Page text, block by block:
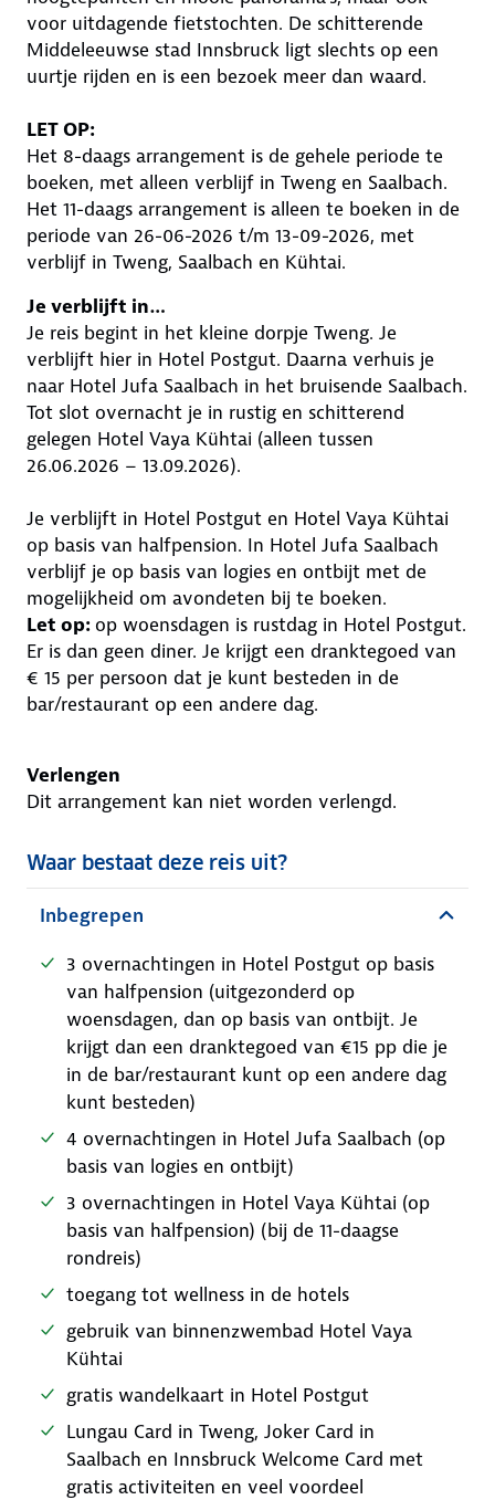
voor uitdagende fietstochten. De schitterende
Middeleeuwse stad Innsbruck ligt slechts op een
uurtje rijden en is een bezoek meer dan waard.
LET OP:
Het 8-daags arrangement is de gehele periode te
boeken, met alleen verblijf in Tweng en Saalbach.
Het 11-daags arrangement is alleen te boeken in de
periode van 26-06-2026 t/m 13-09-2026, met
verblijf in Tweng, Saalbach en Kühtai.
Je verblijft in…
Je reis begint in het kleine dorpje Tweng. Je
verblijft hier in Hotel Postgut. Daarna verhuis je
naar Hotel Jufa Saalbach in het bruisende Saalbach.
Tot slot overnacht je in rustig en schitterend
gelegen Hotel Vaya Kühtai (alleen tussen
26.06.2026 – 13.09.2026).
Je verblijft in Hotel Postgut en Hotel Vaya Kühtai
op basis van halfpension. In Hotel Jufa Saalbach
verblijf je op basis van logies en ontbijt met de
mogelijkheid om avondeten bij te boeken.
Let op: op woensdagen is rustdag in Hotel Postgut.
Er is dan geen diner. Je krijgt een dranktegoed van
€ 15 per persoon dat je kunt besteden in de
bar/restaurant op een andere dag.
Verlengen
Dit arrangement kan niet worden verlengd.
Waar bestaat deze reis uit?
Inbegrepen
3 overnachtingen in Hotel Postgut op basis
van halfpension (uitgezonderd op
woensdagen, dan op basis van ontbijt. Je
krijgt dan een dranktegoed van €15 pp die je
in de bar/restaurant kunt op een andere dag
kunt besteden)
4 overnachtingen in Hotel Jufa Saalbach (op
basis van logies en ontbijt)
3 overnachtingen in Hotel Vaya Kühtai (op
basis van halfpension) (bij de 11-daagse
rondreis)
toegang tot wellness in de hotels
gebruik van binnenzwembad Hotel Vaya
Kühtai
gratis wandelkaart in Hotel Postgut
Lungau Card in Tweng, Joker Card in
Saalbach en Innsbruck Welcome Card met
gratis activiteiten en veel voordeel